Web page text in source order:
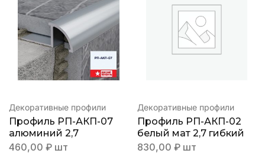
Декоративные профили
Профиль РП-АКП-07
алюминий 2,7
460,00 ₽ шт
Декоративные профили
Профиль РП-АКП-02
белый мат 2,7 гибкий
830,00 ₽ шт